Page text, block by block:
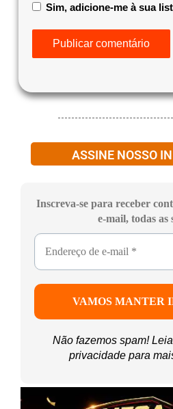
Sim, adicione-me à sua
ASSINE NOSSO
Inscreva-se para receber
e-mail, todas as
Não fazemos spam!
privacidadepara